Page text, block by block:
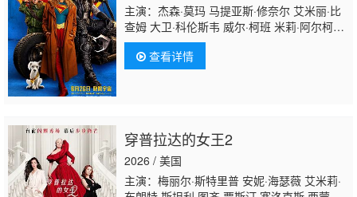
主演：杰森·莫玛 马提亚斯·修奈尔 艾米丽·比
查姆 大卫·科伦斯韦 威尔·柯班 米莉·阿尔柯
克 爱丽丝·休金 迪尔梅德·默塔 大卫·克朗姆霍
茨 费迪南德·金斯利 伊芙·雷德利
查看详情
穿普拉达的女王2
2026 / 美国
主演：梅丽尔·斯特里普 安妮·海瑟薇 艾米莉·